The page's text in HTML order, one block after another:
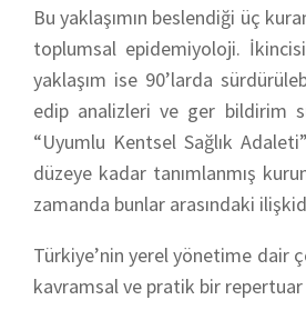
Bu yaklaşımın beslendiği üç
toplumsal epidemiyoloji.
yaklaşım ise 90’larda
edip analizleri ve ger bildirim
“Uyumlu Kentsel Sağlık
düzeye kadar tanımlanmış
zamanda bunlar arasındaki
Türkiye’nin yerel yönetime dair
kavramsal ve pratik bir